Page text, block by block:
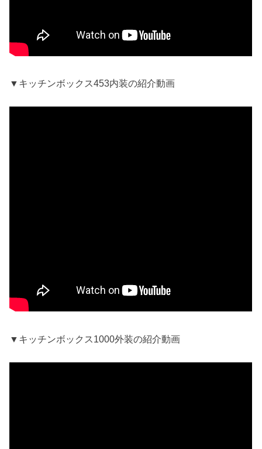
▼キッチンボックス453内装の紹介動画
▼キッチンボックス1000外装の紹介動画